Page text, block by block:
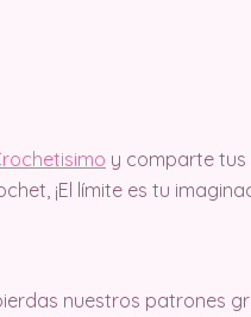
y comparte tus
¡El límite es tu
nuestros patrones